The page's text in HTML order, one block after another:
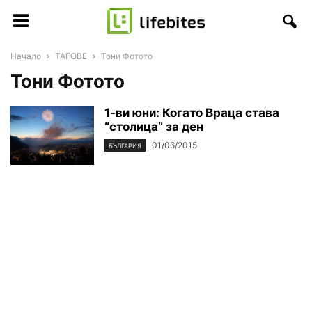
Начало ТАГОВЕ Тони Фотото
Тони Фотото
1-ви юни: Когато Враца става
“столица” за ден
БЪЛГАРИЯ 01/06/2015